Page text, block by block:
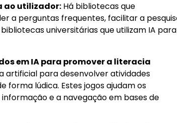
ao utilizador: Há bibliotecas que
a perguntas frequentes, facilitar a
universitárias que utilizam IA para
em IA para promover a literacia
artificial para desenvolver atividades
forma lúdica. Estes jogos ajudam os
e a navegação em bases de